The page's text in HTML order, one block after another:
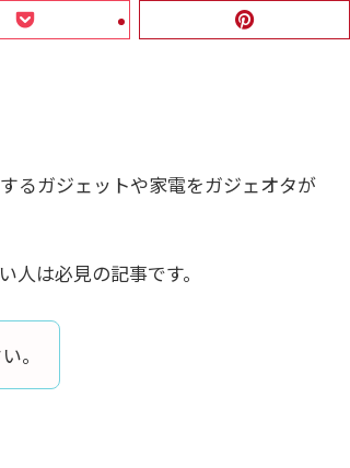
るガジェットや家電をガジェオタが
は必見の記事です。
。